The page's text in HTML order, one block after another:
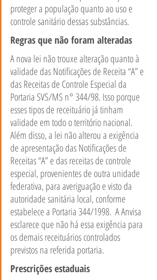
proteger a população quanto ao uso e
controle sanitário dessas substâncias.
Regras que não foram alteradas
A nova lei não trouxe alteração quanto à
validade das Notificações de Receita “A” e
das Receitas de Controle Especial da
Portaria SVS/MS n° 344/98. Isso porque
esses tipos de receituário já tinham
validade em todo o território nacional.
Além disso, a lei não alterou a exigência
de apresentação das Notificações de
Receitas “A” e das receitas de controle
especial, provenientes de outra unidade
federativa, para averiguação e visto da
autoridade sanitária local, conforme
estabelece a Portaria 344/1998.  A Anvisa
esclarece que não há essa exigência para
os demais receituários controlados
previstos na referida portaria.
Prescrições estaduais